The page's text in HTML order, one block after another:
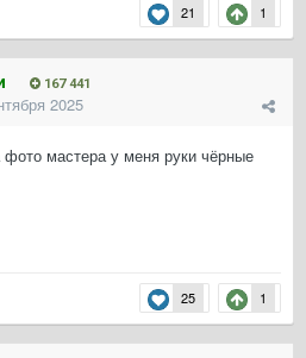
21 1
167 441
2025
мастера у меня руки чёрные
25 1